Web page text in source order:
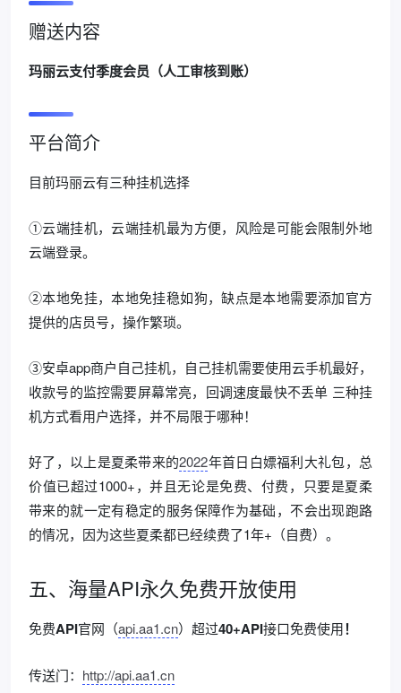
赠送内容
玛丽云支付季度会员（人工审核到账）
平台简介
目前玛丽云有三种挂机选择
①云端挂机，云端挂机最为方便，风险是可能会限制外地
云端登录。
②本地免挂，本地免挂稳如狗，缺点是本地需要添加官方
提供的店员号，操作繁琐。
③安卓app商户自己挂机，自己挂机需要使用云手机最好，
收款号的监控需要屏幕常亮，回调速度最快不丢单 三种挂
机方式看用户选择，并不局限于哪种！
好了，以上是夏柔带来的2022年首日白嫖福利大礼包，总
价值已超过1000+，并且无论是免费、付费，只要是夏柔
带来的就一定有稳定的服务保障作为基础，不会出现跑路
的情况，因为这些夏柔都已经续费了1年+（自费）。
五、海量API永久免费开放使用
免费API官网（api.aa1.cn）超过40+API接口免费使用！
传送门： http://api.aa1.cn